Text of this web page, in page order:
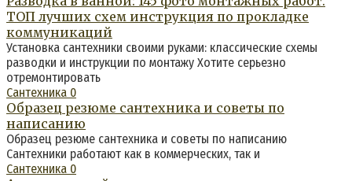
ТОП лучших схем инструкция по прокладке
коммуникаций
Установка сантехники своими руками: классические схемы
разводки и инструкции по монтажу Хотите серьезно
отремонтировать
Сантехника 0
Образец резюме сантехника и советы по
написанию
Образец резюме сантехника и советы по написанию
Сантехники работают как в коммерческих, так и
Сантехника 0